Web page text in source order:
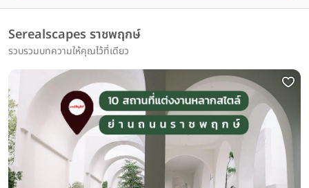
Serealscapes ราชพฤกษ์
รวบรวมบทความให้คุณไว้ที่เดียว